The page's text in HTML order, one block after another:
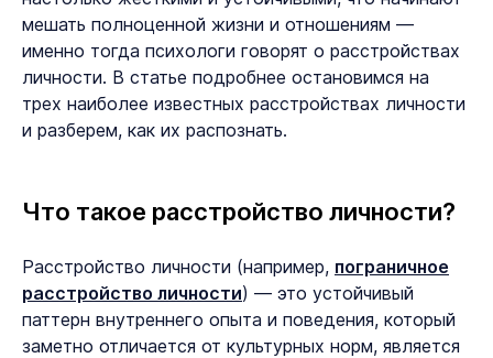
мешать полноценной жизни и отношениям —
именно тогда психологи говорят о расстройствах
личности. В статье подробнее остановимся на
трех наиболее известных расстройствах личности
и разберем, как их распознать.
Что такое расстройство личности?
Расстройство личности (например, пограничное
расстройство личности) — это устойчивый
паттерн внутреннего опыта и поведения, который
заметно отличается от культурных норм, является